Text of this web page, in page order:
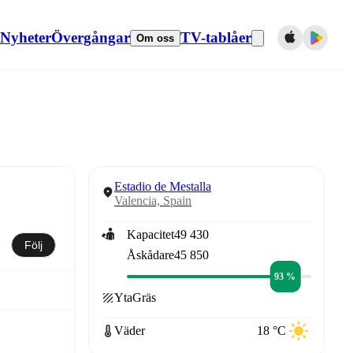
NyheterÖvergångar Om oss TV-tablåer
Följ
Estadio de Mestalla
Valencia, Spain
Kapacitet49 430
Åskådare45 850
93 %
YtaGräs
Väder 18 °C